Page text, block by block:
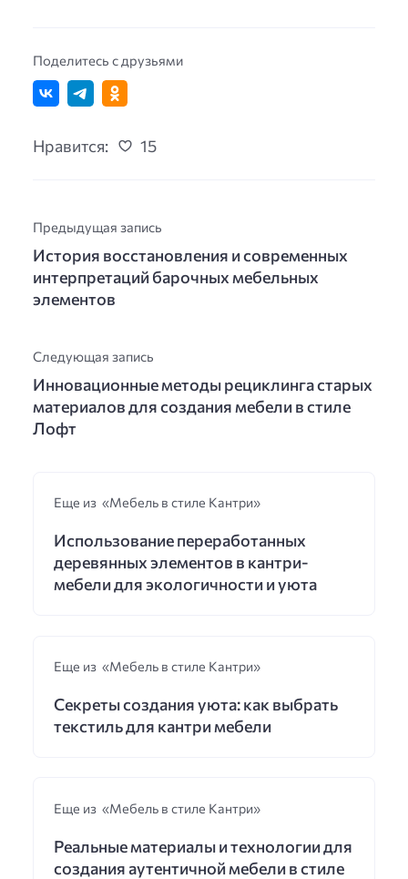
Поделитесь с друзьями
Нравится: 15
Предыдущая запись
История восстановления и современных
интерпретаций барочных мебельных
элементов
Следующая запись
Инновационные методы рециклинга старых
материалов для создания мебели в стиле
Лофт
Еще из «Мебель в стиле Кантри»
Использование переработанных
деревянных элементов в кантри-
мебели для экологичности и уюта
Еще из «Мебель в стиле Кантри»
Секреты создания уюта: как выбрать
текстиль для кантри мебели
Еще из «Мебель в стиле Кантри»
Реальные материалы и технологии для
создания аутентичной мебели в стиле